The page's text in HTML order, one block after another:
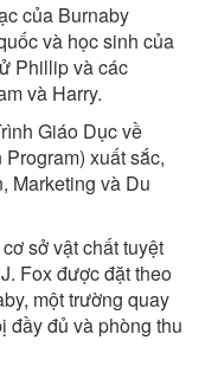
của Burnaby
và học sinh của
Phillip và các
và Harry.
Giáo Dục về
xuất sắc,
Marketing và Du
sở vật chất tuyệt
Fox được đặt theo
một trường quay
đầy đủ và phòng thu